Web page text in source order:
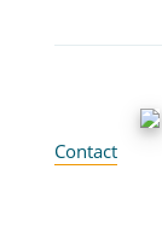
Contact